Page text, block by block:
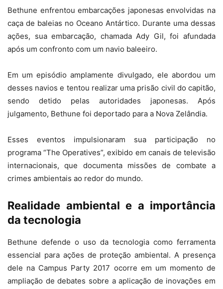
Bethune enfrentou embarcações japonesas envolvidas na
caça de baleias no Oceano Antártico. Durante uma dessas
ações, sua embarcação, chamada Ady Gil, foi afundada
após um confronto com um navio baleeiro.
Em um episódio amplamente divulgado, ele abordou um
desses navios e tentou realizar uma prisão civil do capitão,
sendo detido pelas autoridades japonesas. Após
julgamento, Bethune foi deportado para a Nova Zelândia.
Esses eventos impulsionaram sua participação no
programa “The Operatives”, exibido em canais de televisão
internacionais, que documenta missões de combate a
crimes ambientais ao redor do mundo.
Realidade ambiental e a importância
da tecnologia
Bethune defende o uso da tecnologia como ferramenta
essencial para ações de proteção ambiental. A presença
dele na Campus Party 2017 ocorre em um momento de
ampliação de debates sobre a aplicação de inovações em